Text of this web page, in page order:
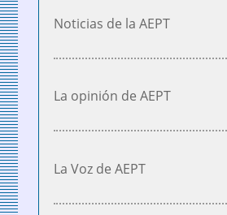
Noticias de la AEPT
La opinión de AEPT
La Voz de AEPT